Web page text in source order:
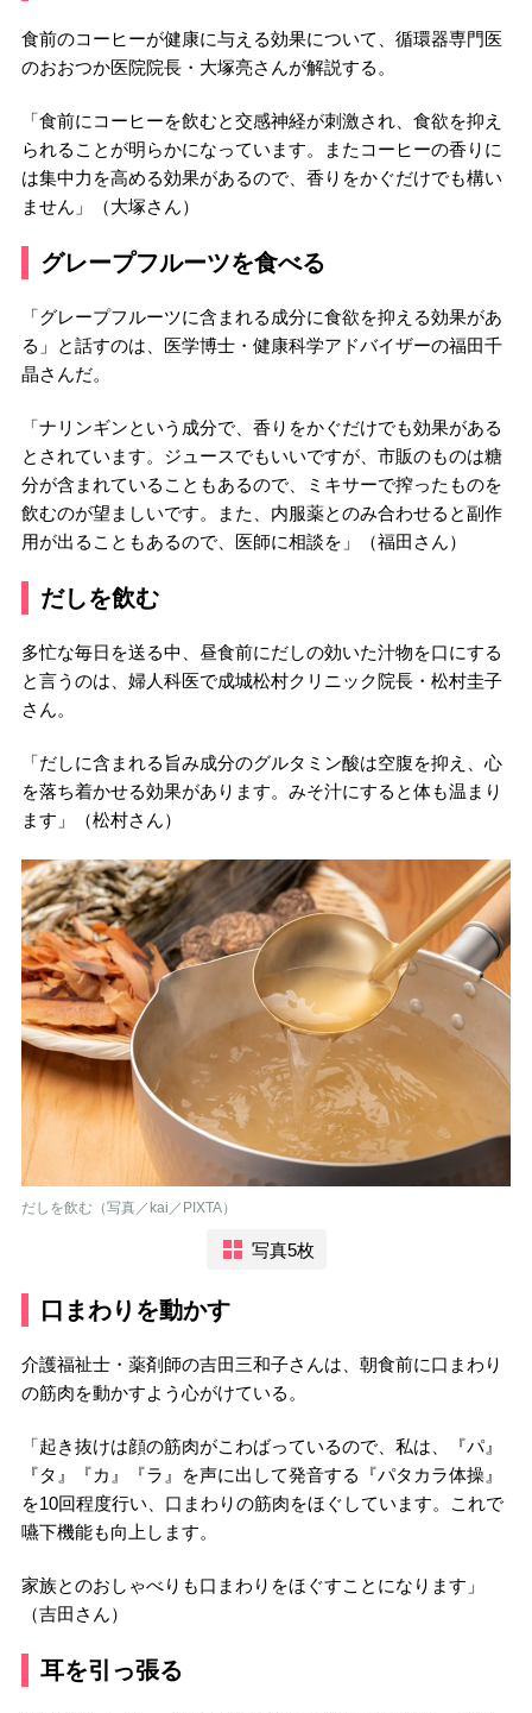
食前のコーヒーが健康に与える効果について、循環器専門医
のおおつか医院院長・大塚亮さんが解説する。
「食前にコーヒーを飲むと交感神経が刺激され、食欲を抑え
られることが明らかになっています。またコーヒーの香りに
は集中力を高める効果があるので、香りをかぐだけでも構い
ません」（大塚さん）
グレープフルーツを食べる
「グレープフルーツに含まれる成分に食欲を抑える効果があ
る」と話すのは、医学博士・健康科学アドバイザーの福田千
晶さんだ。
「ナリンギンという成分で、香りをかぐだけでも効果がある
とされています。ジュースでもいいですが、市販のものは糖
分が含まれていることもあるので、ミキサーで搾ったものを
飲むのが望ましいです。また、内服薬とのみ合わせると副作
用が出ることもあるので、医師に相談を」（福田さん）
だしを飲む
多忙な毎日を送る中、昼食前にだしの効いた汁物を口にする
と言うのは、婦人科医で成城松村クリニック院長・松村圭子
さん。
「だしに含まれる旨み成分のグルタミン酸は空腹を抑え、心
を落ち着かせる効果があります。みそ汁にすると体も温まり
ます」（松村さん）
だしを飲む（写真／kai／PIXTA）
写真5枚
口まわりを動かす
介護福祉士・薬剤師の吉田三和子さんは、朝食前に口まわり
の筋肉を動かすよう心がけている。
「起き抜けは顔の筋肉がこわばっているので、私は、『パ』
『タ』『カ』『ラ』を声に出して発音する『パタカラ体操』
を10回程度行い、口まわりの筋肉をほぐしています。これで
嚥下機能も向上します。
家族とのおしゃべりも口まわりをほぐすことになります」
（吉田さん）
耳を引っ張る